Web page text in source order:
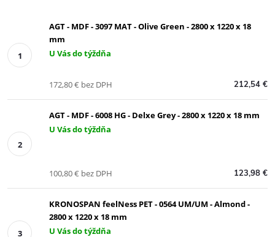
AGT - MDF - 3097 MAT - Olive Green - 2800 x 1220 x 18
mm
U Vás do týždňa
212,54 €
172,80 € bez DPH
AGT - MDF - 6008 HG - Delxe Grey - 2800 x 1220 x 18 mm
U Vás do týždňa
123,98 €
100,80 € bez DPH
KRONOSPAN feelNess PET - 0564 UM/UM - Almond -
2800 x 1220 x 18 mm
U Vás do týždňa